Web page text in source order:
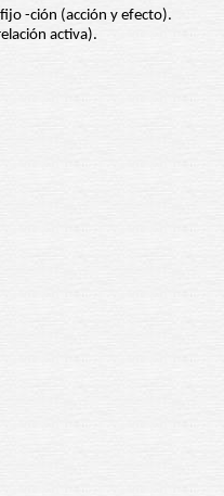
-ción (acción y efecto).
activa).